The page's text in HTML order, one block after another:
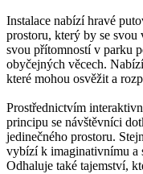
Instalace nabízí hravé
prostoru, který by se svou
svou přítomností v parku
obyčejných věcech.
které mohou osvěžit a
Prostřednictvím
principu se návštěvníci
jedinečného prostoru.
vybízí k imaginativnímu a
Odhaluje také tajemství,